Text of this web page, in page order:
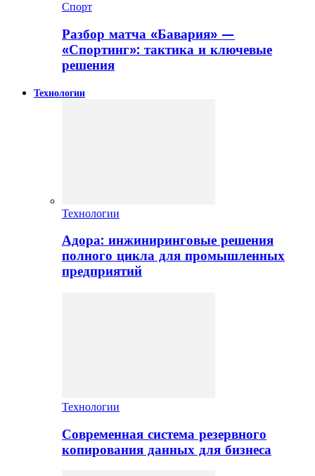
Спорт
Разбор матча «Бавария» —
«Спортинг»: тактика и ключевые
решения
Технологии
Технологии
Адора: инжиниринговые решения
полного цикла для промышленных
предприятий
Технологии
Современная система резервного
копирования данных для бизнеса